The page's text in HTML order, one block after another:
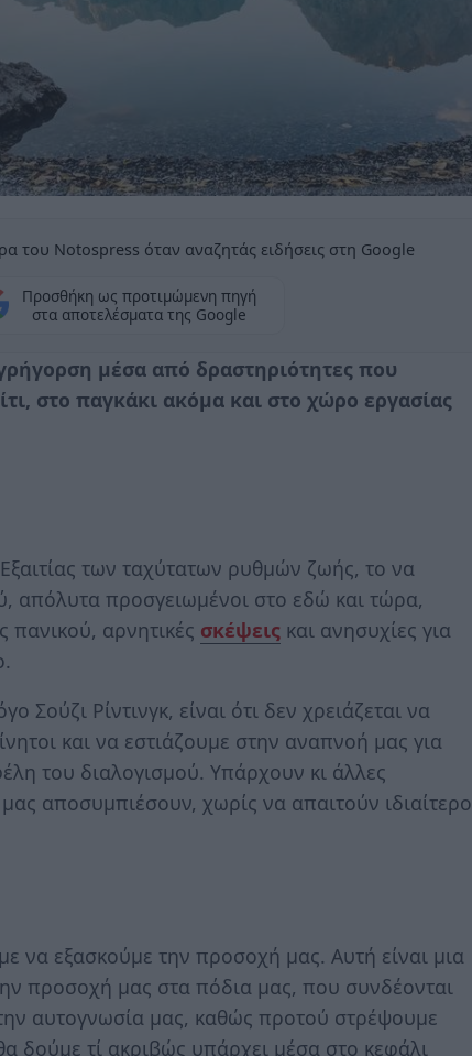
του Notospress όταν αναζητάς ειδήσεις στη Google
Προσθήκη ως προτιμώμενη πηγή
στα αποτελέσματα της Google
μέσα από δραστηριότητες που
στο παγκάκι ακόμα και στο χώρο εργασίας
των ταχύτατων ρυθμών ζωής, το να
απόλυτα προσγειωμένοι στο εδώ και τώρα,
πανικού, αρνητικές σκέψεις και ανησυχίες για
Ρίντινγκ, είναι ότι δεν χρειάζεται να
και να εστιάζουμε στην αναπνοή μας για
του διαλογισμού. Υπάρχουν κι άλλες
αποσυμπιέσουν, χωρίς να απαιτούν ιδιαίτερο
να εξασκούμε την προσοχή μας. Αυτή είναι μια
προσοχή μας στα πόδια μας, που συνδέονται
αυτογνωσία μας, καθώς προτού στρέψουμε
δούμε τί ακριβώς υπάρχει μέσα στο κεφάλι